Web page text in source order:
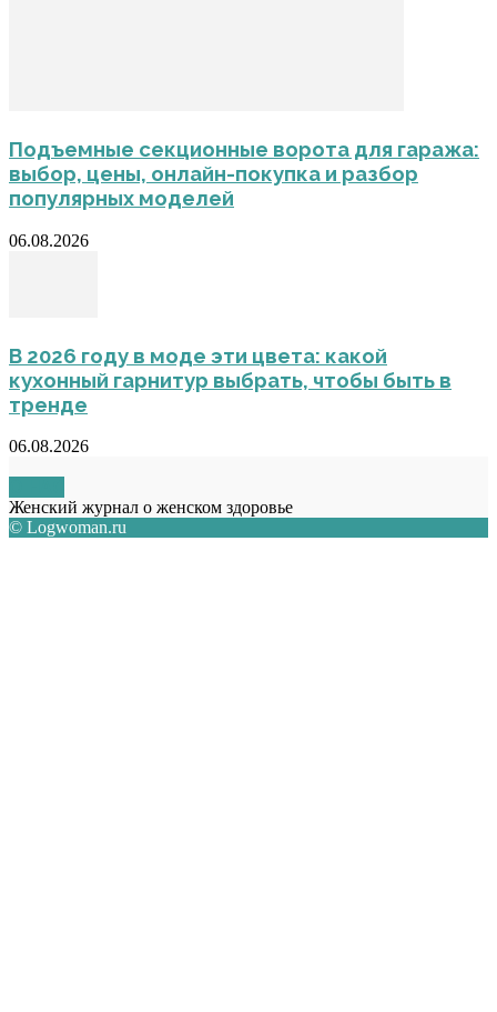
Подъемные секционные ворота для гаража:
выбор, цены, онлайн-покупка и разбор
популярных моделей
06.08.2026
В 2026 году в моде эти цвета: какой
кухонный гарнитур выбрать, чтобы быть в
тренде
06.08.2026
Женский журнал о женском здоровье
© Logwoman.ru